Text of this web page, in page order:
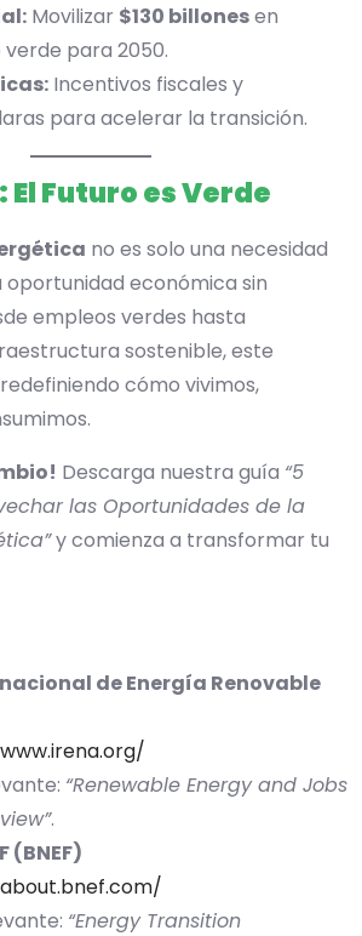
Movilizar $130 billonesen
para 2050.
Incentivos fiscales y
para acelerar la transición.
Futuro es Verde
no es solo una necesidad
oportunidad económica sin
empleos verdes hasta
sostenible, este
cómo vivimos,
Descarga nuestra guía “5
las Oportunidades de la
y comienza a transformar tu
de Energía Renovable
“Renewable Energy and Jobs
.
(BNEF)
“Energy Transition